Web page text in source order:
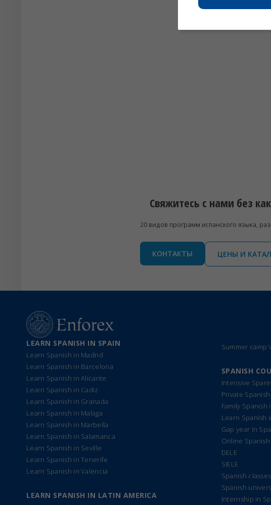
Свяжитесь с нами без
20 видов программ испанского языка,
КОНТАКТЫ ЦЕНЫ И
LEARN SPANISH IN SPAIN
Learn Spanish in Madrid
Learn Spanish in Barcelona
Learn Spanish in Alicante
Learn Spanish in Cadiz
Learn Spanish in Granada
Learn Spanish in Malaga
Learn Spanish in Marbella
Learn Spanish in Salamanca
Learn Spanish in Seville
Learn Spanish in Tenerife
Learn Spanish in Valencia
LEARN SPANISH IN LATIN AMERICA
Summer camp
SPANISH
Intensive
Private
Family
Learn Spanish
Gap year in
Online
DELE
SIELE
Spanish
Spanish
Internship in